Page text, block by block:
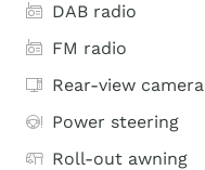
DAB radio
FM radio
Rear-view camera
Power steering
Roll-out awning